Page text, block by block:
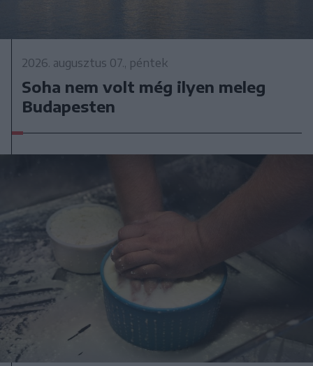
2026. augusztus 07., péntek
Soha nem volt még ilyen meleg
Budapesten